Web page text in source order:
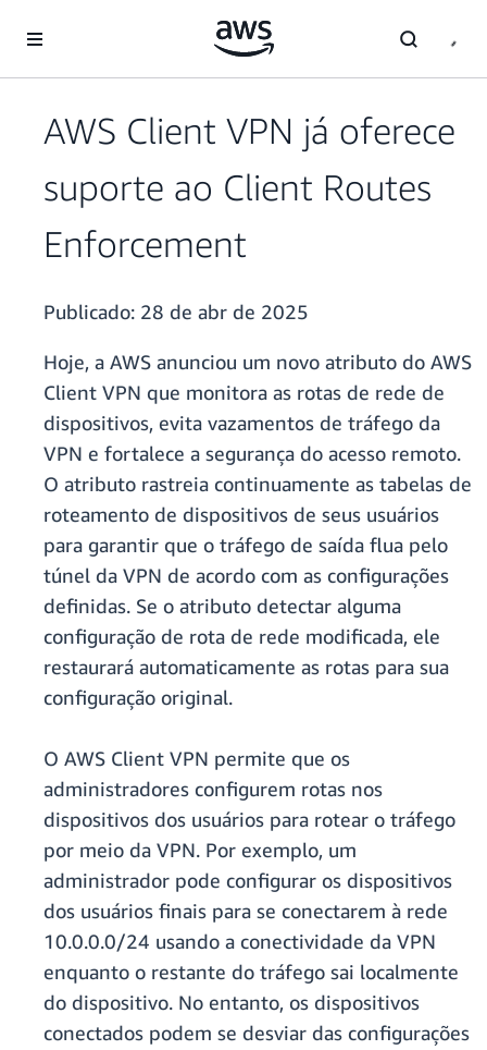
Pular para o conteúdo principal
AWS Client VPN já oferece
suporte ao Client Routes
Enforcement
Publicado: 28 de abr de 2025
Hoje, a AWS anunciou um novo atributo do AWS
Client VPN que monitora as rotas de rede de
dispositivos, evita vazamentos de tráfego da
VPN e fortalece a segurança do acesso remoto.
O atributo rastreia continuamente as tabelas de
roteamento de dispositivos de seus usuários
para garantir que o tráfego de saída flua pelo
túnel da VPN de acordo com as configurações
definidas. Se o atributo detectar alguma
configuração de rota de rede modificada, ele
restaurará automaticamente as rotas para sua
configuração original.
O AWS Client VPN permite que os
administradores configurem rotas nos
dispositivos dos usuários para rotear o tráfego
por meio da VPN. Por exemplo, um
administrador pode configurar os dispositivos
dos usuários finais para se conectarem à rede
10.0.0.0/24 usando a conectividade da VPN
enquanto o restante do tráfego sai localmente
do dispositivo. No entanto, os dispositivos
conectados podem se desviar das configurações